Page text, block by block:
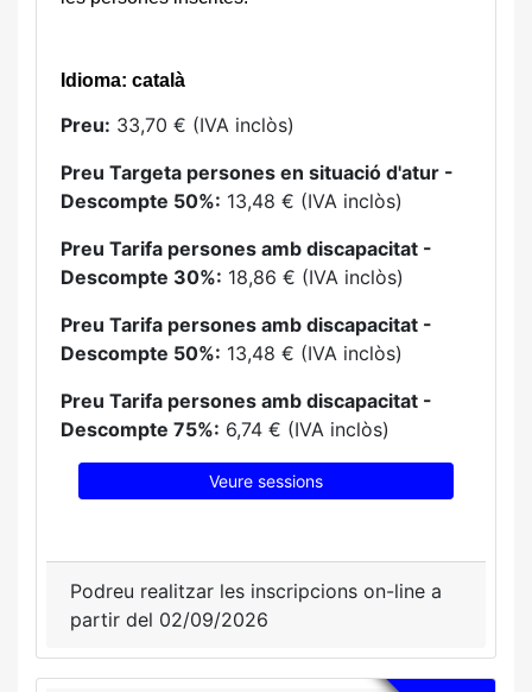
Idioma: català
Preu: 33,70 € (IVA inclòs)
Preu Targeta persones en situació d'atur -
Descompte 50%: 13,48 € (IVA inclòs)
Preu Tarifa persones amb discapacitat -
Descompte 30%: 18,86 € (IVA inclòs)
Preu Tarifa persones amb discapacitat -
Descompte 50%: 13,48 € (IVA inclòs)
Preu Tarifa persones amb discapacitat -
Descompte 75%: 6,74 € (IVA inclòs)
Veure sessions
Podreu realitzar les inscripcions on-line a
partir del 02/09/2026